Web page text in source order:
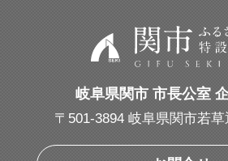
岐阜県関市 市長公室
〒501-3894 岐阜県関市若